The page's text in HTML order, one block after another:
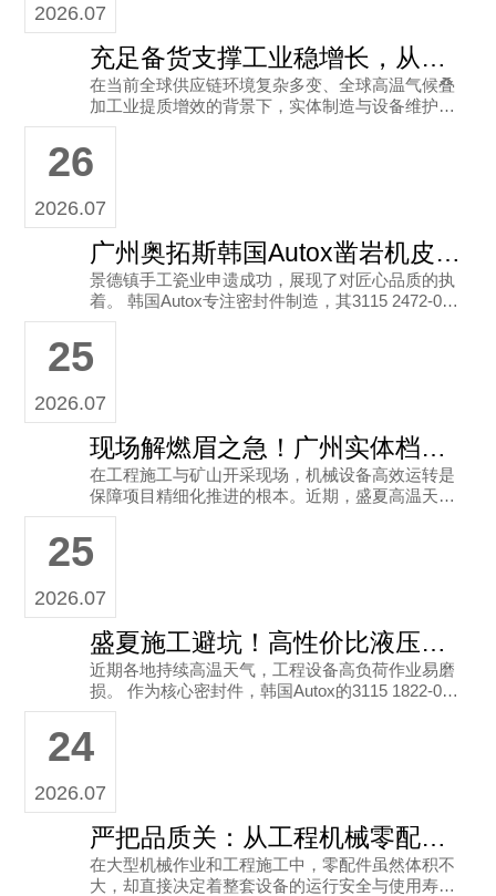
2026.07
充足备货支撑工业稳增长，从耐磨密封件看供应链韧性
在当前全球供应链环境复杂多变、全球高温气候叠
加工业提质增效的背景下，实体制造与设备维护的
后勤保障显得尤为关键 在工程机械与重型装备领
域，备件的及时供应直接决定了
26
2026.07
广州奥拓斯韩国Autox凿岩机皮碗批零兼营
景德镇手工瓷业申遗成功，展现了对匠心品质的执
着。 韩国Autox专注密封件制造，其3115 2472-00
型号99x52液压凿岩机皮碗具备良好的高压密封与
耐磨性
25
2026.07
现场解燃眉之急！广州实体档口的现货与售后优势
在工程施工与矿山开采现场，机械设备高效运转是
保障项目精细化推进的根本。近期，盛夏高温天气
席卷全球多地，高温高压的极限工况给工程机械配
件的耐用度带来了严峻考验。在
25
2026.07
盛夏施工避坑！高性价比液压凿岩机皮碗怎么选
近期各地持续高温天气，工程设备高负荷作业易磨
损。 作为核心密封件，韩国Autox的3115 1822-01
型号皮碗（尺寸100x60）能有效防尘防漏油。 广州
市
24
2026.07
严把品质关：从工程机械零配件看正规正品的价值
在大型机械作业和工程施工中，零配件虽然体积不
大，却直接决定着整套设备的运行安全与使用寿